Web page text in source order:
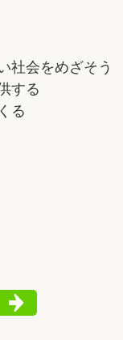
社会をめざそう
する
る